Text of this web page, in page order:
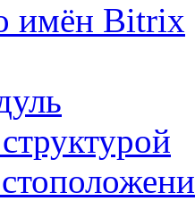
имён Bitrix